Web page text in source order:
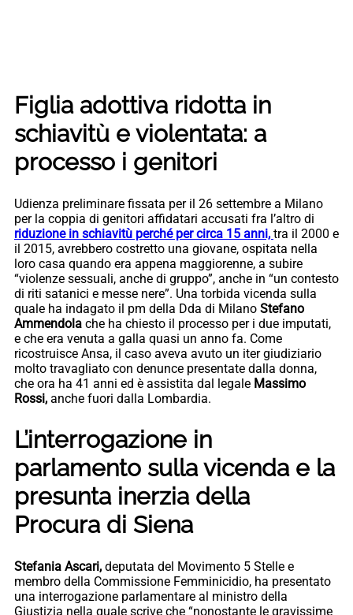
Figlia adottiva ridotta in
schiavitù e violentata: a
processo i genitori
Udienza preliminare fissata per il 26 settembre a Milano
per la coppia di genitori affidatari accusati fra l’altro di
riduzione in schiavitù perché per circa 15 anni, tra il 2000 e
il 2015, avrebbero costretto una giovane, ospitata nella
loro casa quando era appena maggiorenne, a subire
“violenze sessuali, anche di gruppo”, anche in “un contesto
di riti satanici e messe nere”. Una torbida vicenda sulla
quale ha indagato il pm della Dda di Milano Stefano
Ammendola che ha chiesto il processo per i due imputati,
e che era venuta a galla quasi un anno fa. Come
ricostruisce Ansa, il caso aveva avuto un iter giudiziario
molto travagliato con denunce presentate dalla donna,
che ora ha 41 anni ed è assistita dal legale Massimo
Rossi, anche fuori dalla Lombardia.
L’interrogazione in
parlamento sulla vicenda e la
presunta inerzia della
Procura di Siena
Stefania Ascari, deputata del Movimento 5 Stelle e
membro della Commissione Femminicidio, ha presentato
una interrogazione parlamentare al ministro della
Giustizia nella quale scrive che “nonostante le gravissime